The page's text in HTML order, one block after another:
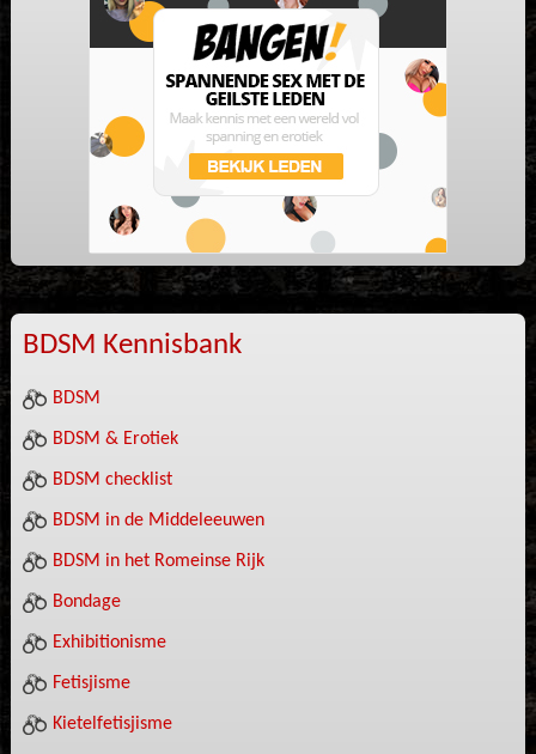
BDSM Kennisbank
BDSM
BDSM & Erotiek
BDSM checklist
BDSM in de Middeleeuwen
BDSM in het Romeinse Rijk
Bondage
Exhibitionisme
Fetisjisme
Kietelfetisjisme